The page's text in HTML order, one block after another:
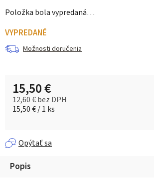
Položka bola vypredaná…
VYPREDANÉ
Možnosti doručenia
15,50 €
12,60 € bez DPH
Jednotková cena:
15,50 € / 1 ks
Opýtať sa
Popis